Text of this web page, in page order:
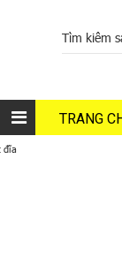
TRANG
đĩa